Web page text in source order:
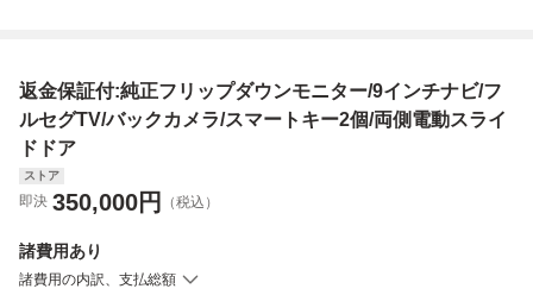
セグTV/Bluetooth
★Bカメラ★機関
良好
ジ！ECON！バッ
クカメラ！純正ナ
オ/両側電動ドア
返金保証付:純正フリップダウンモニター/9インチナビ/フ
ルセグTV/バックカメラ/スマートキー2個/両側電動スライ
ドドア
ストア
即決 350,000円 （税込）
諸費用あり
諸費用の内訳、支払総額